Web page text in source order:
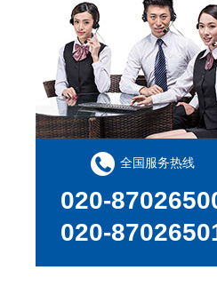
全国服务热线
020-
020-